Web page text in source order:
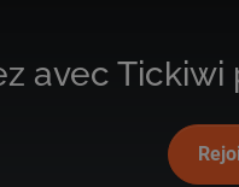
avec